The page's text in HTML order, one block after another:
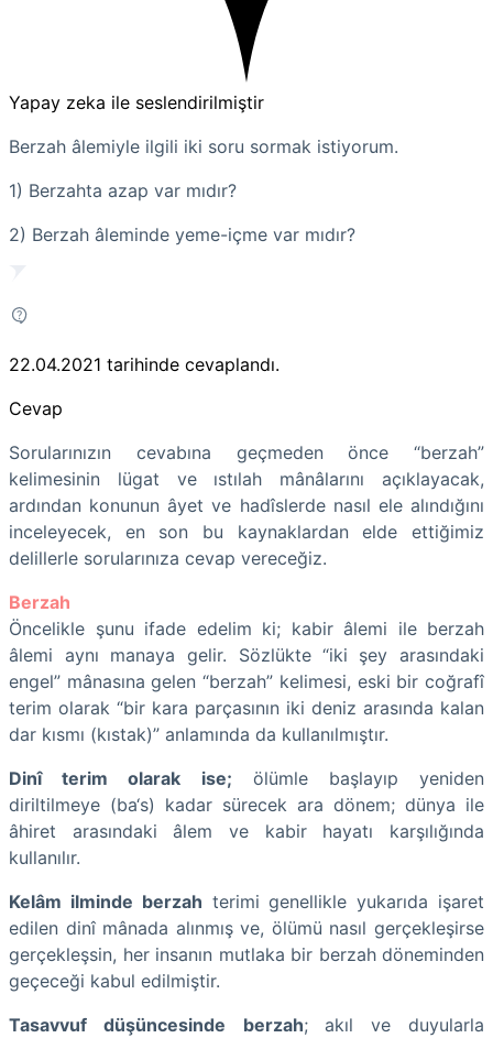
Yapay zeka ile seslendirilmiştir
Berzah âlemiyle ilgili iki soru sormak istiyorum.
1) Berzahta azap var mıdır?
2) Berzah âleminde yeme-içme var mıdır?
22.04.2021 tarihinde cevaplandı.
Cevap
Sorularınızın cevabına geçmeden önce “berzah”
kelimesinin lügat ve ıstılah mânâlarını açıklayacak,
ardından konunun âyet ve hadîslerde nasıl ele alındığını
inceleyecek, en son bu kaynaklardan elde ettiğimiz
delillerle sorularınıza cevap vereceğiz.
Berzah
Öncelikle şunu ifade edelim ki; kabir âlemi ile berzah
âlemi aynı manaya gelir. Sözlükte “iki şey arasındaki
engel” mânasına gelen “berzah” kelimesi, eski bir coğrafî
terim olarak “bir kara parçasının iki deniz arasında kalan
dar kısmı (kıstak)” anlamında da kullanılmıştır.
Dinî terim olarak ise; ölümle başlayıp yeniden
diriltilmeye (ba‘s) kadar sürecek ara dönem; dünya ile
âhiret arasındaki âlem ve kabir hayatı karşılığında
kullanılır.
Kelâm ilminde berzah terimi genellikle yukarıda işaret
edilen dinî mânada alınmış ve, ölümü nasıl gerçekleşirse
gerçekleşsin, her insanın mutlaka bir berzah döneminden
geçeceği kabul edilmiştir.
Tasavvuf düşüncesinde
berzah; akıl ve duyularla